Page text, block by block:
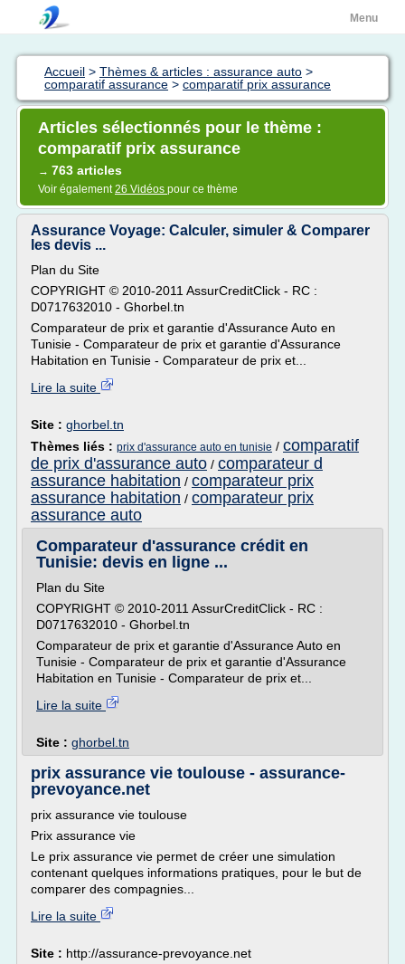
Menu
Accueil > Thèmes & articles : assurance auto >
comparatif assurance > comparatif prix assurance
Articles sélectionnés pour le thème :
comparatif prix assurance
→ 763 articles
Voir également26 Vidéos pour ce thème
Assurance Voyage: Calculer, simuler & Comparer
les devis ...
Plan du Site
COPYRIGHT © 2010-2011 AssurCreditClick - RC :
D0717632010 - Ghorbel.tn
Comparateur de prix et garantie d'Assurance Auto en
Tunisie - Comparateur de prix et garantie d'Assurance
Habitation en Tunisie - Comparateur de prix et...
Lire la suite
Site : ghorbel.tn
Thèmes liés : prix d'assurance auto en tunisie / comparatif
de prix d'assurance auto / comparateur d
assurance habitation / comparateur prix
assurance habitation / comparateur prix
assurance auto
Comparateur d'assurance crédit en
Tunisie: devis en ligne ...
Plan du Site
COPYRIGHT © 2010-2011 AssurCreditClick - RC :
D0717632010 - Ghorbel.tn
Comparateur de prix et garantie d'Assurance Auto en
Tunisie - Comparateur de prix et garantie d'Assurance
Habitation en Tunisie - Comparateur de prix et...
Lire la suite
Site : ghorbel.tn
prix assurance vie toulouse - assurance-
prevoyance.net
prix assurance vie toulouse
Prix assurance vie
Le prix assurance vie permet de créer une simulation
contenant quelques informations pratiques, pour le but de
comparer des compagnies...
Lire la suite
Site : http://assurance-prevoyance.net